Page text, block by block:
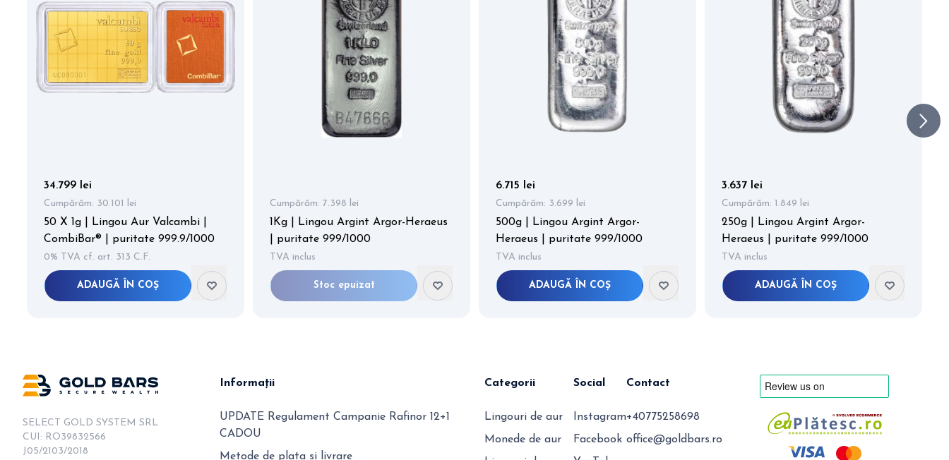
34.799 lei
Cumpărăm: 30.101 lei
50 X 1g | Lingou Aur Valcambi |
CombiBar® | puritate 999.9/1000
0% TVA cf. art. 313 C.F.
ADAUGĂ ÎN COȘ
Cumpărăm: 7.398 lei
1Kg | Lingou Argint Argor-Heraeus
| puritate 999/1000
TVA inclus
Stoc epuizat
6.715 lei
Cumpărăm: 3.699 lei
500g | Lingou Argint Argor-
Heraeus | puritate 999/1000
TVA inclus
ADAUGĂ ÎN COȘ
3.637 lei
Cumpărăm: 1.849 lei
250g | Lingou Argint Argor-
Heraeus | puritate 999/1000
TVA inclus
ADAUGĂ ÎN COȘ
12
SELECT GOLD SYSTEM SRL
CUI: RO39832566
J05/2103/2018
Informații
UPDATE Regulament Campanie Rafinor 12+1
CADOU
Metode de plata si livrare
Categorii
Lingouri de aur
Monede de aur
Social
Instagram
Facebook
Contact
+40775258698
office@goldbars.ro